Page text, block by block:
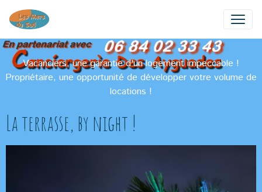
Vacanciers, une garantie d'un logement impeccable !
Propriétaire, une opportunité de développer votre volume de
locations !
La terrasse, by night !